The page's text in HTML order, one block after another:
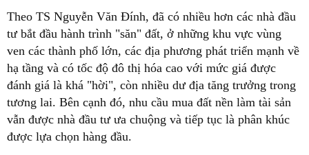
Theo TS Nguyễn Văn Đính, đã có nhiều hơn các nhà đầu
tư bắt đầu hành trình "săn" đất, ở những khu vực vùng
ven các thành phố lớn, các địa phương phát triển mạnh về
hạ tầng và có tốc độ đô thị hóa cao với mức giá được
đánh giá là khá "hời", còn nhiều dư địa tăng trưởng trong
tương lai. Bên cạnh đó, nhu cầu mua đất nền làm tài sản
vẫn được nhà đầu tư ưa chuộng và tiếp tục là phân khúc
được lựa chọn hàng đầu.